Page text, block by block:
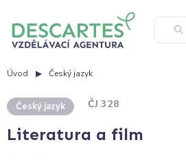
Úvod Český jazyk
Český jazyk ČJ 328
Literatura a film